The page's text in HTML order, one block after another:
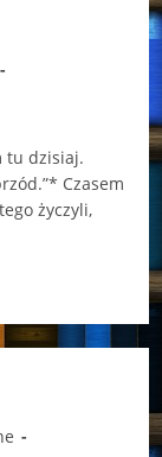
tu dzisiaj.
Czasem
życzyli,